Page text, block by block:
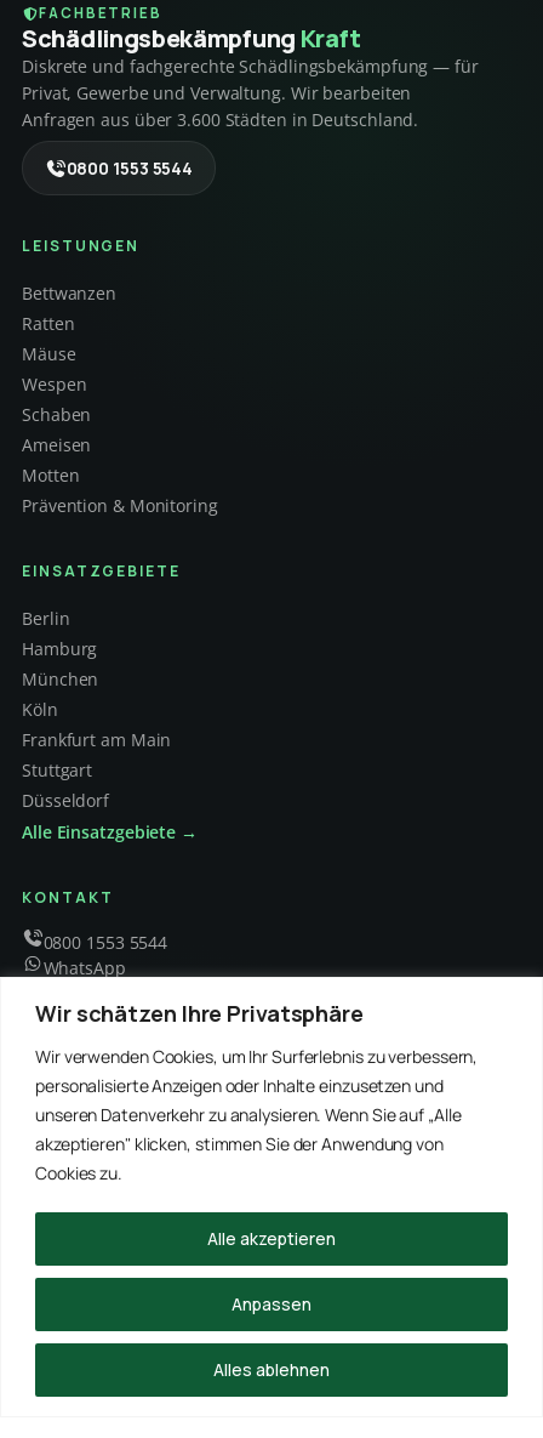
Wir schätzen Ihre Privatsphäre
Wir verwenden Cookies, um Ihr Surferlebnis zu verbessern,
personalisierte Anzeigen oder Inhalte einzusetzen und
unseren Datenverkehr zu analysieren. Wenn Sie auf „Alle
akzeptieren" klicken, stimmen Sie der Anwendung von
Cookies zu.
Anpassen
Alles ablehnen
Alle akzeptieren
FACHBETRIEB
Schädlings­bekämpfung Kraft
Diskrete und fachgerechte Schädlingsbekämpfung — für
Privat, Gewerbe und Verwaltung. Wir bearbeiten
Anfragen aus über 3.600 Städten in Deutschland.
0800 1553 5544
LEISTUNGEN
Bettwanzen
Ratten
Mäuse
Wespen
Schaben
Ameisen
Motten
Prävention & Monitoring
EINSATZGEBIETE
Berlin
Hamburg
München
Köln
Frankfurt am Main
Stuttgart
Düsseldorf
Alle Einsatzgebiete →
KONTAKT
0800 1553 5544
WhatsApp
Mo – Fr 8 – 18 Uhr
EMPFOHLENE PARTNER
WinRei24 Dienstleistungen
Winterdienst Profi NRW
Winterdienst Niedersachsen
Winterdienst Hansa
Winterdienst Freitag
© 2026 Schädlingsbekämpfung Kraft · Alle Rechte vorbehalten